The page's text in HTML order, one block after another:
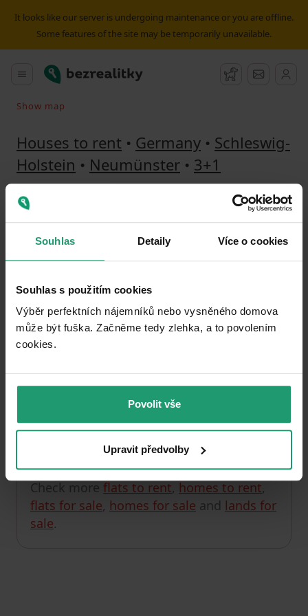
Souhlas Detaily Více o cookies
Souhlas s použitím cookies
Výběr perfektních nájemníků nebo vysněného domova
může být fuška. Začněme tedy zlehka, a to povolením
cookies.​
Povolit vše
Upravit předvolby
It looks like our server is undergoing maintenance or you are offline.
Some features of the site may be temporarily unavailable.
Main menu
Bezrealitky Watchdog
Search on the map
Show map
Houses to rent • Germany • Schleswig-
Holstein • Neumünster • 3+1
Detailed filter
The widest offer
Unfortunately, we currently have no offers in this
Schleswig-Holstein.
Check more flats to rent, homes to rent,
flats for sale, homes for sale and lands for
sale.